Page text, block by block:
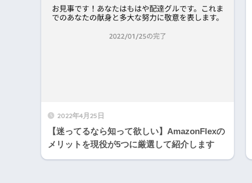
2022年4月25日
【迷ってるなら知って欲しい】AmazonFlexの
メリットを現役が5つに厳選して紹介します